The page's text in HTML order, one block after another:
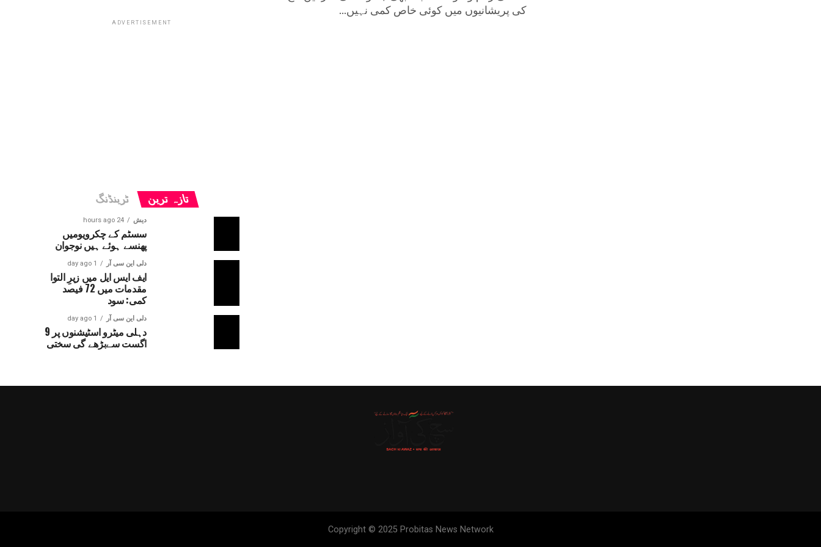
کی پریشانیوں میں کوئی خاص کمی نہیں...
ADVERTISEMENT
تازہ ترین ٹرینڈنگ
دیش 24 hours ago
سسٹم کے چکرویومیں
پھنسے ہوئے ہیں نوجوان
دلی این سی آر 1 day ago
ایف ایس ایل میں زیرِ التوا
مقدمات میں 72 فیصد
کمی: سود
دلی این سی آر 1 day ago
دہلی میٹرو اسٹیشنوں پر 9
اگست سےبڑھے گی سختی
Copyright © 2025 Probitas News Network